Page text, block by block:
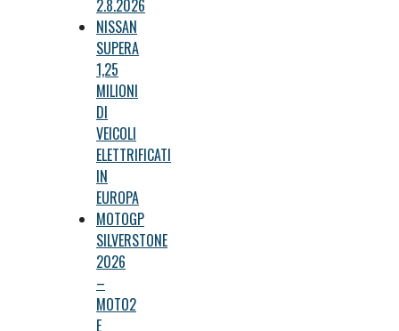
2.8.2026
NISSAN
SUPERA
1,25
MILIONI
DI
VEICOLI
ELETTRIFICATI
IN
EUROPA
MOTOGP
SILVERSTONE
2026
–
MOTO2
E